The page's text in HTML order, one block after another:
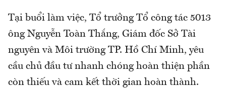
Tại buổi làm việc, Tổ trưởng Tổ công tác 5013
ông Nguyễn Toàn Thắng, Giám đốc Sở Tài
nguyên và Môi trường TP. Hồ Chí Minh, yêu
cầu chủ đầu tư nhanh chóng hoàn thiện phần
còn thiếu và cam kết thời gian hoàn thành.